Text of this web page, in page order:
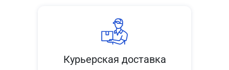
Курьерская доставка